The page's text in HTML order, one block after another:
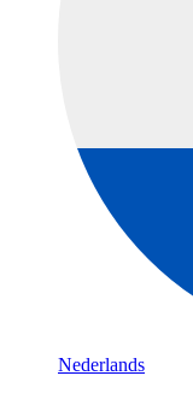
Nederlands